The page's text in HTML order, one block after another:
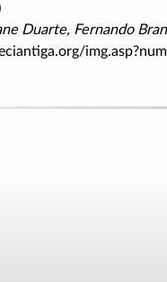
Duarte, Fernando